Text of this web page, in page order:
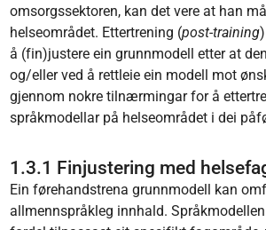
omsorgssektoren, kan det vere at han
helseområdet. Ettertrening (post-training
å (fin)justere ein grunnmodell etter at
og/eller ved å rettleie ein modell mot
gjennom nokre tilnærmingar for å
språkmodellar på helseområdet i dei
1.3.1 Finjustering med
Ein førehandstrena grunnmodell kan
allmennspråkleg innhald.